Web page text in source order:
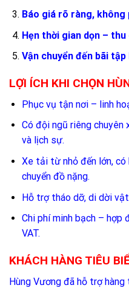
Báo giá rõ ràng, không
Hẹn thời gian dọn –
Vận chuyển đến bãi
LỢI ÍCH KHI CHỌN
Phục vụ tận nơi – linh
Có đội ngũ riêng chuyên
và lịch sự.
Xe tải từ nhỏ đến lớn,
chuyển đồ nặng.
Hỗ trợ tháo dỡ, di dời
Chi phí minh bạch –
VAT.
KHÁCH HÀNG TIÊU
Hùng Vương đã hỗ trợ